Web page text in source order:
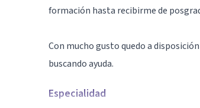
formación hasta recibirme de
Con mucho gusto quedo a
buscando ayuda.
Especialidad